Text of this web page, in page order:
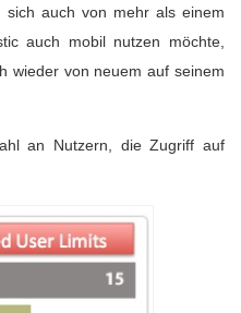
auch von mehr als einem
auch mobil nutzen möchte,
wieder von neuem auf seinem
an Nutzern, die Zugriff auf